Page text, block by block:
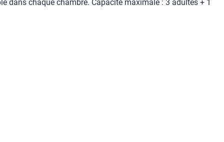
dans chaque chambre. Capacité maximale : 3 adultes + 1